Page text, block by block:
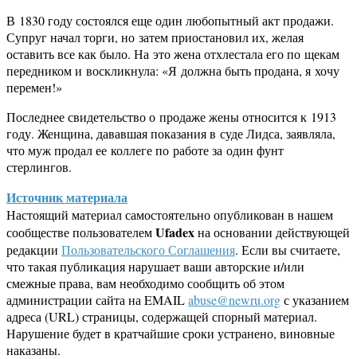
В 1830 году состоялся еще один любопытный акт продажи.
Супруг начал торги, но затем приостановил их, желая
оставить все как было. На это жена отхлестала его по щекам
передником и воскликнула: «Я должна быть продана, я хочу
перемен!»
Последнее свидетельство о продаже жены относится к 1913
году. Женщина, дававшая показания в суде Лидса, заявляла,
что муж продал ее коллеге по работе за один фунт
стерлингов.
Источник материала
Настоящий материал самостоятельно опубликован в нашем
сообществе пользователемUfadexна основании действующей
редакции Пользовательского Соглашения. Если вы считаете,
что такая публикация нарушает ваши авторские и/или
смежные права, вам необходимо сообщить об этом
администрации сайта на EMAILabuse@newru.orgс указанием
адреса (URL) страницы, содержащей спорный материал.
Нарушение будет в кратчайшие сроки устранено, виновные
наказаны.